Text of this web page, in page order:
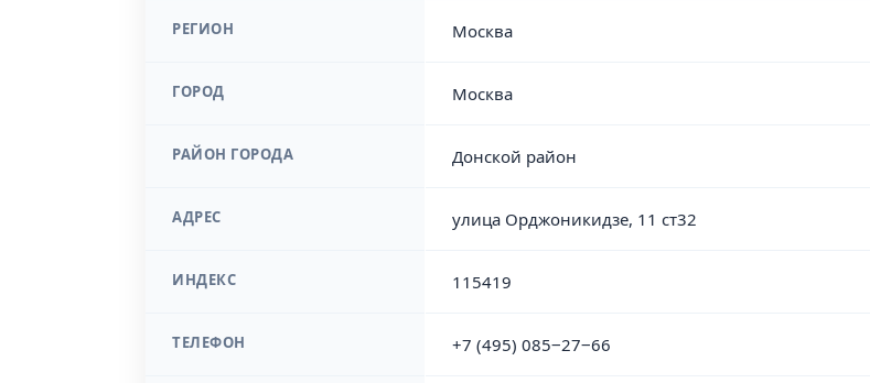
РЕГИОН Москва
ГОРОД Москва
РАЙОН ГОРОДА Донской район
АДРЕС улица Орджоникидзе, 11 ст32
ИНДЕКС 115419
ТЕЛЕФОН +7 (495) 085‒27‒66